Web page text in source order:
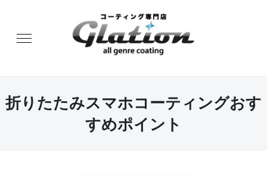
折りたたみスマホコーティングおす
すめポイント